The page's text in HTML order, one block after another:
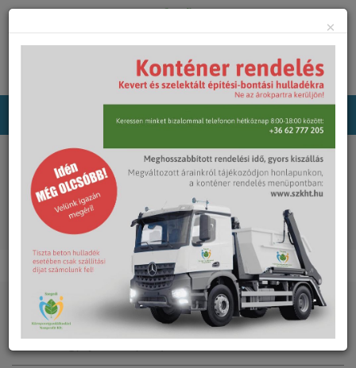
Főoldal Közterület-fenntartás
Park- és véderdők fenntartása
Fafenntartás
×